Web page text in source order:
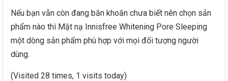
Nếu bạn vẫn còn đang băn khoăn chưa biết nên chọn sản
phẩm nào thì Mặt nạ Innisfree Whitening Pore Sleeping
một dòng sản phẩm phù hợp với mọi đối tượng người
dùng.
(Visited 28 times, 1 visits today)